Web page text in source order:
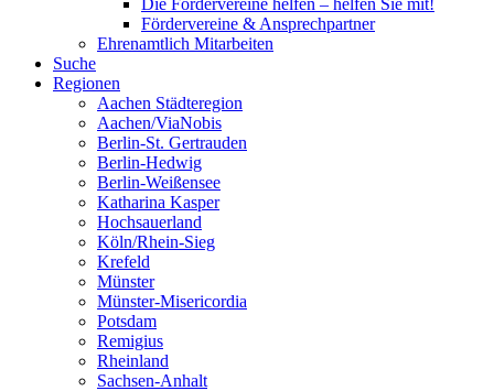
Die Fördervereine helfen – helfen Sie mit!
Fördervereine & Ansprechpartner
Ehrenamtlich Mitarbeiten
Suche
Regionen
Aachen Städteregion
Aachen/ViaNobis
Berlin-St. Gertrauden
Berlin-Hedwig
Berlin-Weißensee
Katharina Kasper
Hochsauerland
Köln/Rhein-Sieg
Krefeld
Münster
Münster-Misericordia
Potsdam
Remigius
Rheinland
Sachsen-Anhalt